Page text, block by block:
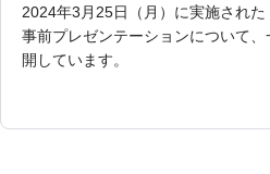
2024年3月25日（月）に実施され
事前プレゼンテーションについて
開しています。